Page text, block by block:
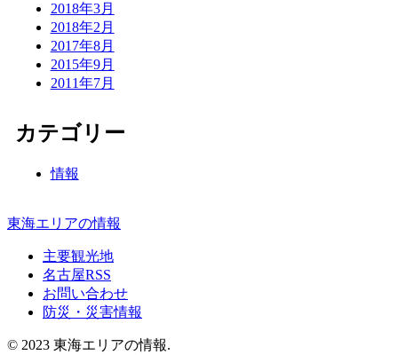
2018年3月
2018年2月
2017年8月
2015年9月
2011年7月
カテゴリー
情報
東海エリアの情報
主要観光地
名古屋RSS
お問い合わせ
防災・災害情報
© 2023 東海エリアの情報.